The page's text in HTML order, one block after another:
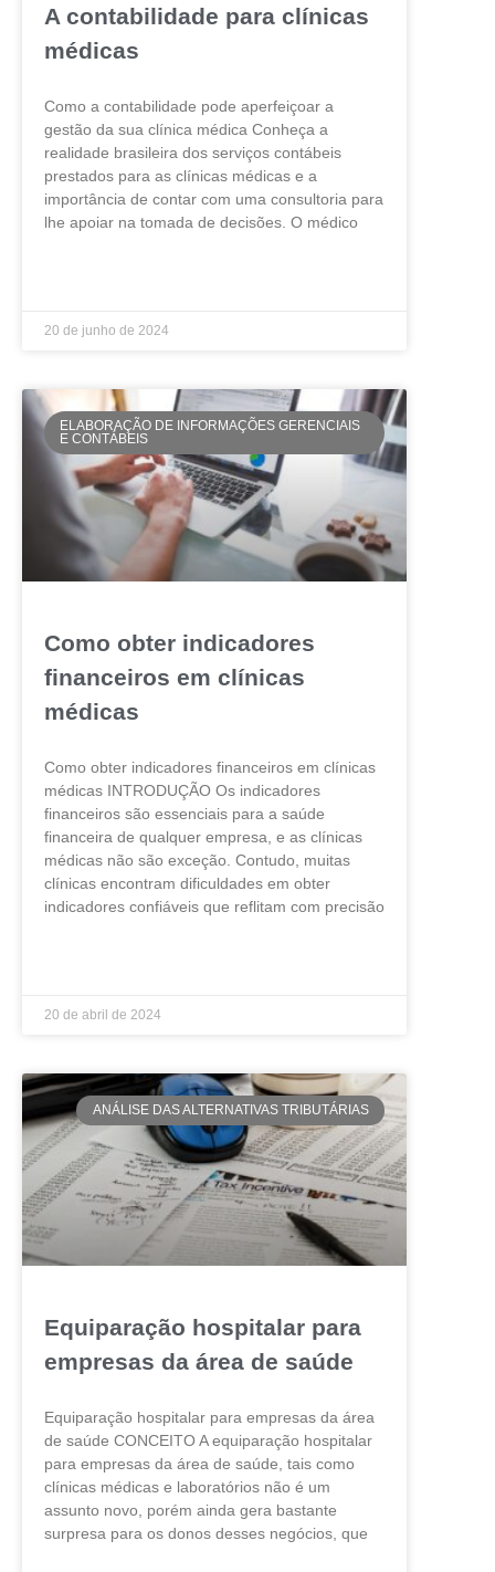
A contabilidade para clínicas
médicas
Como a contabilidade pode aperfeiçoar a
gestão da sua clínica médica Conheça a
realidade brasileira dos serviços contábeis
prestados para as clínicas médicas e a
importância de contar com uma consultoria para
lhe apoiar na tomada de decisões. O médico
20 de junho de 2024
ELABORAÇÃO DE INFORMAÇÕES GERENCIAIS
E CONTÁBEIS
Como obter indicadores
financeiros em clínicas
médicas
Como obter indicadores financeiros em clínicas
médicas INTRODUÇÃO Os indicadores
financeiros são essenciais para a saúde
financeira de qualquer empresa, e as clínicas
médicas não são exceção. Contudo, muitas
clínicas encontram dificuldades em obter
indicadores confiáveis que reflitam com precisão
20 de abril de 2024
ANÁLISE DAS ALTERNATIVAS TRIBUTÁRIAS
Equiparação hospitalar para
empresas da área de saúde
Equiparação hospitalar para empresas da área
de saúde CONCEITO A equiparação hospitalar
para empresas da área de saúde, tais como
clínicas médicas e laboratórios não é um
assunto novo, porém ainda gera bastante
surpresa para os donos desses negócios, que